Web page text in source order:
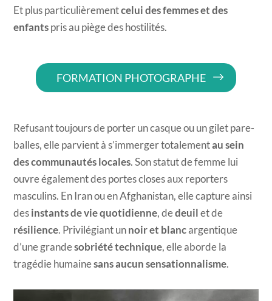
Et plus particulièrementcelui des femmes et des
enfants pris au piège des hostilités.
FORMATION PHOTOGRAPHE
Refusant toujours de porter un casque ou un gilet pare-
balles, elle parvient à s’immerger totalementau sein
des communautés locales. Son statut de femme lui
ouvre également des portes closes aux reporters
masculins. En Iran ou en Afghanistan, elle capture ainsi
des instants de vie quotidienne, dedeuil et de
résilience. Privilégiant un noir et blancargentique
d’une grandesobriété technique, elle aborde la
tragédie humainesans aucun sensationnalisme.